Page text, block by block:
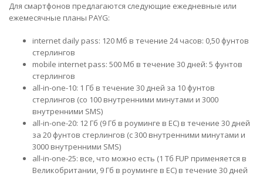
Для смартфонов предлагаются следующие ежедневные или
ежемесячные планы PAYG:
internet daily pass: 120 Мб в течение 24 часов: 0,50 фунтов
стерлингов
mobile internet pass: 500 Мб в течение 30 дней: 5 фунтов
стерлингов
all-in-one-10: 1 Гб в течение 30 дней за 10 фунтов
стерлингов (со 100 внутренними минутами и 3000
внутренними SMS)
all-in-one-20: 12 Гб (9 Гб в роуминге в ЕС) в течение 30 дней
за 20 фунтов стерлингов (с 300 внутренними минутами и
3000 внутренними SMS)
all-in-one-25: все, что можно есть (1 Тб FUP применяется в
Великобритании, 9 Гб в роуминге в ЕС) в течение 30 дней